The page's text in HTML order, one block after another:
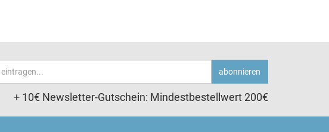
abonnieren
+ 10€ Newsletter-Gutschein: Mindestbestellwert 200€